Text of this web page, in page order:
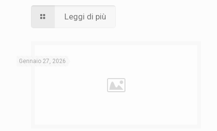
Leggi di più
Gennaio 27, 2026